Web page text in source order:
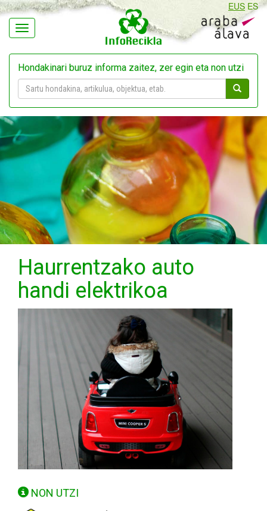
Navegación
EUS ES
Hondakinari buruz informa zaitez, zer egin eta non utzi
Haurrentzako auto
handi elektrikoa
NON UTZI